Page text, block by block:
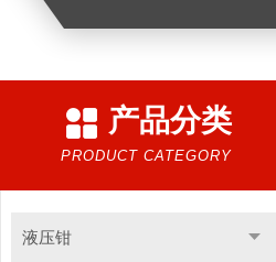
产品分类
PRODUCT CATEGORY
液压钳